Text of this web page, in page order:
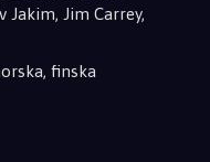
Jakim, Jim Carrey,
finska